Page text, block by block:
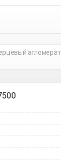
агломерат